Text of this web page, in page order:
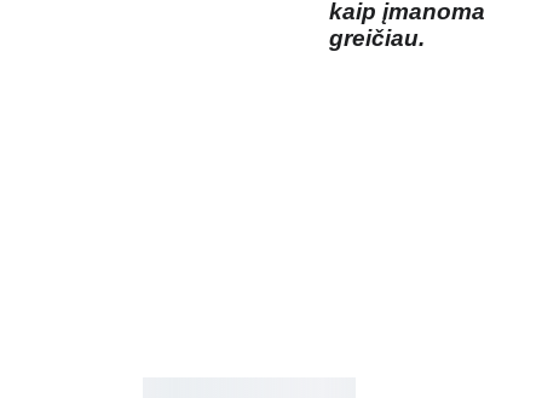
kaip įmanoma
greičiau.